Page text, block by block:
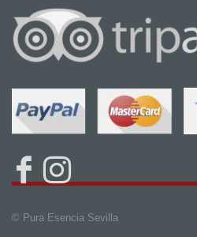
© Pura Esencia Sevilla